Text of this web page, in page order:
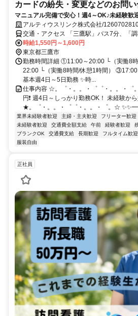
カードの紛失・変更などのお問
マニュアル完備で安心！週4～OK♪未経験歓
アルティウスリンク株式会社/
交通・アクセス 「三鷹駅」バス7分、「
駅」バス10分
時給1,550円～1,600円
東京都三鷹市
勤務時間詳細 ①11:00～20:00 └（実働8
22:00 └（実働8時間/休憩1時間）
基本週4日～5日勤務 ✨時...
仕事内容 ☆。゜・。。・゜゜・。。・゜
円❗ 週4日～しっかり勤務OK！ 未経験か
★。゜・。。・゜゜・。。・゜。☆
業界未経験者歓迎 主婦・主夫歓迎 フリーター歓迎
未経験者歓迎
交通費全額支給 午前 経験者歓迎
ブランクOK
交通費支給 長期歓迎 フルタイム歓迎
服装自由
正社員